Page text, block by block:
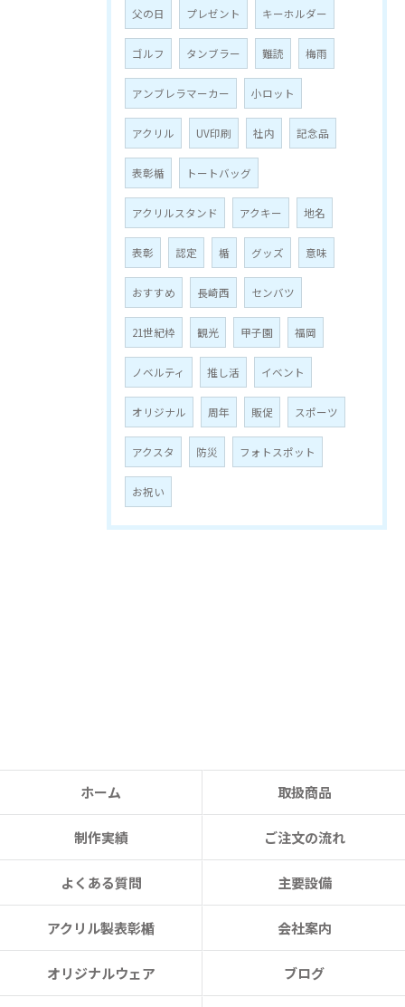
父の日 プレゼント キーホルダー
ゴルフ タンブラー 難読 梅雨
アンブレラマーカー 小ロット
アクリル UV印刷 社内 記念品
表彰楯 トートバッグ
アクリルスタンド アクキー 地名
表彰 認定 楯 グッズ 意味
おすすめ 長崎西 センバツ
21世紀枠 観光 甲子園 福岡
ノベルティ 推し活 イベント
オリジナル 周年 販促 スポーツ
アクスタ 防災 フォトスポット
お祝い
ホーム 取扱商品
制作実績 ご注文の流れ
よくある質問 主要設備
アクリル製表彰楯 会社案内
オリジナルウェア ブログ